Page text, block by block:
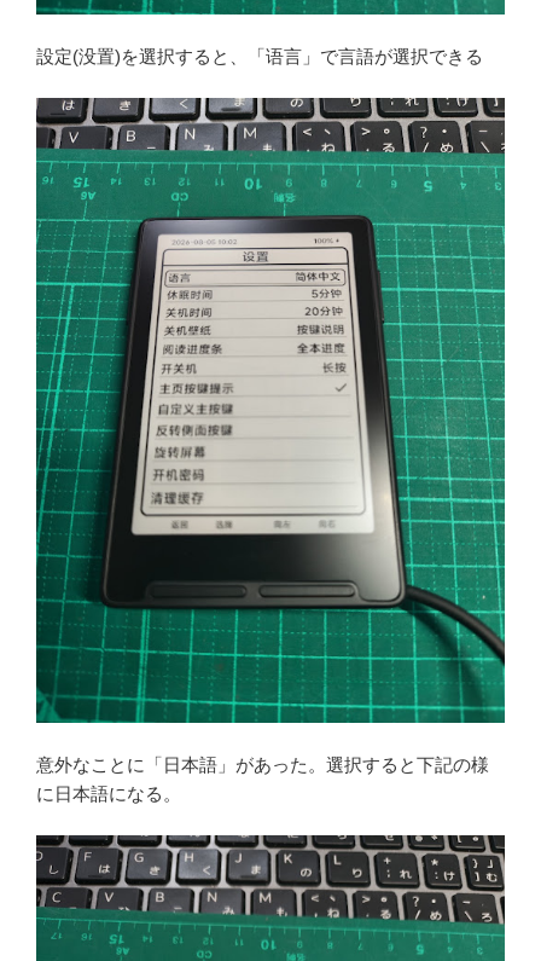
設定(没置)を選択すると、「语言」で言語が選択できる
意外なことに「日本語」があった。選択すると下記の様
に日本語になる。